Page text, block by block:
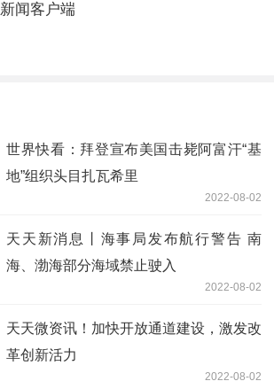
闻客户端
世界快看：拜登宣布美国击毙阿富汗“基
地”组织头目扎瓦希里
2022-08-02
天天新消息丨海事局发布航行警告 南
海、渤海部分海域禁止驶入
2022-08-02
天天微资讯！加快开放通道建设，激发改
革创新活力
2022-08-02